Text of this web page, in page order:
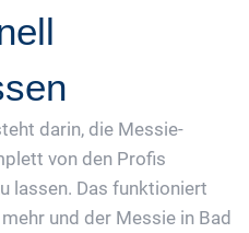
darin, die Messie-
von den Profis
lassen. Das funktioniert
und der Messie in Bad